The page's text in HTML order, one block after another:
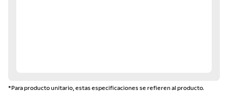
*Para producto unitario, estas especificaciones se refieren al producto.